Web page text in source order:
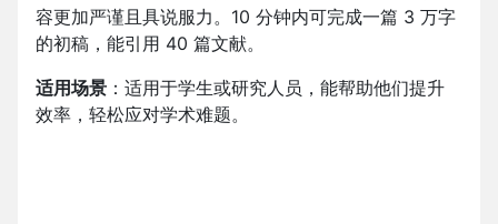
容更加严谨且具说服力。10 分钟内可完成一篇 3 万字
的初稿，能引用 40 篇文献。
适用场景 ：适用于学生或研究人员，能帮助他们提升
效率，轻松应对学术难题。